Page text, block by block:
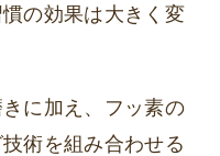
の効果は大きく変
に加え、フッ素の
術を組み合わせる